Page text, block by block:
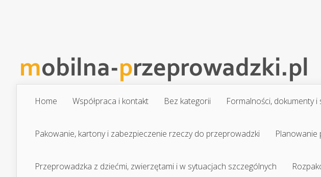
Home Współpraca i kontakt Bez kategorii Formalności, dokumenty
Pakowanie, kartony i zabezpieczenie rzeczy do przeprowadzki
Przeprowadzka z dziećmi, zwierzętami i w sytuacjach szczególnych